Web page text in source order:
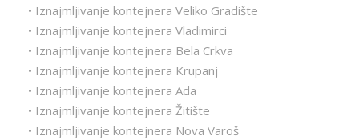
• Iznajmljivanje kontejnera Veliko Gradište
• Iznajmljivanje kontejnera Vladimirci
• Iznajmljivanje kontejnera Bela Crkva
• Iznajmljivanje kontejnera Krupanj
• Iznajmljivanje kontejnera Ada
• Iznajmljivanje kontejnera Žitište
• Iznajmljivanje kontejnera Nova Varoš